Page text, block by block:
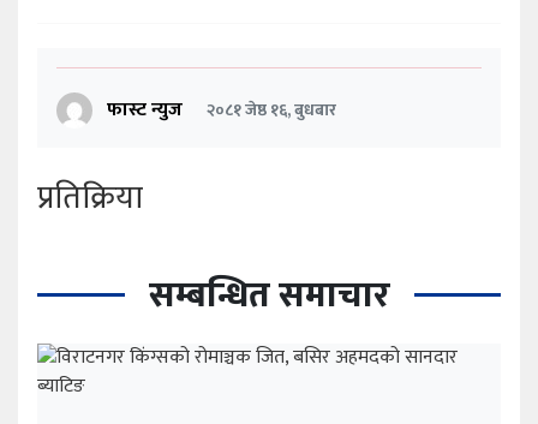
फास्ट न्युज २०८१ जेष्ठ १६, बुधबार
प्रतिक्रिया
सम्बन्धित समाचार